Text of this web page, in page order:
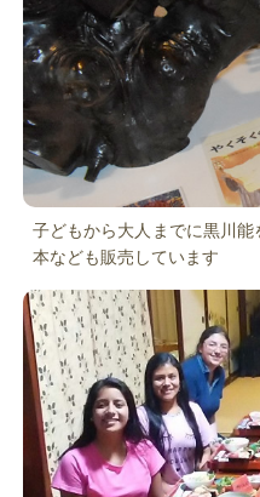
子どもから大人までに黒川
本なども販売しています